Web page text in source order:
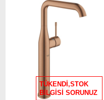
TÜKENDİ,STOK
BİLGİSİ SORUNUZ